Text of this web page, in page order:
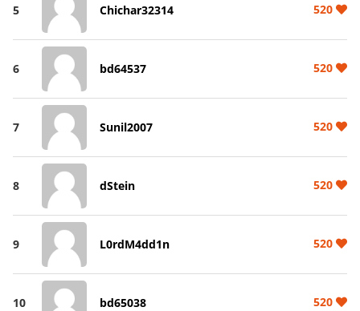
5 Chichar32314 520
6 bd64537 520
7 Sunil2007 520
8 dStein 520
9 L0rdM4dd1n 520
10 bd65038 520